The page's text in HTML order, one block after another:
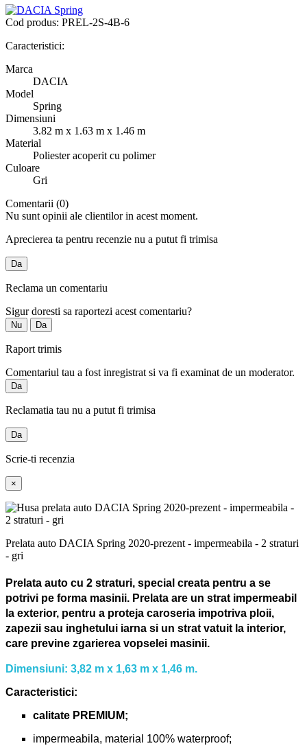
Cod produs: PREL-2S-4B-6
Caracteristici:
Marca
DACIA
Model
Spring
Dimensiuni
3.82 m x 1.63 m x 1.46 m
Material
Poliester acoperit cu polimer
Culoare
Gri
Comentarii (0)
Nu sunt opinii ale clientilor in acest moment.
Aprecierea ta pentru recenzie nu a putut fi trimisa
Da
Reclama un comentariu
Sigur doresti sa raportezi acest comentariu?
Nu Da
Raport trimis
Comentariul tau a fost inregistrat si va fi examinat de un moderator.
Da
Reclamatia tau nu a putut fi trimisa
Da
Scrie-ti recenzia
×
Prelata auto DACIA Spring 2020-prezent - impermeabila - 2 straturi
- gri
Prelata auto cu 2 straturi, special creata pentru a se
potrivi pe forma masinii. Prelata are un strat impermeabil
la exterior, pentru a proteja caroseria impotriva ploii,
zapezii sau inghetului iarna si un strat vatuit la interior,
care previne zgarierea vopselei masinii.
Dimensiuni: 3,82 m x 1,63 m x 1,46 m.
Caracteristici:
calitate PREMIUM;
impermeabila, material 100% waterproof;